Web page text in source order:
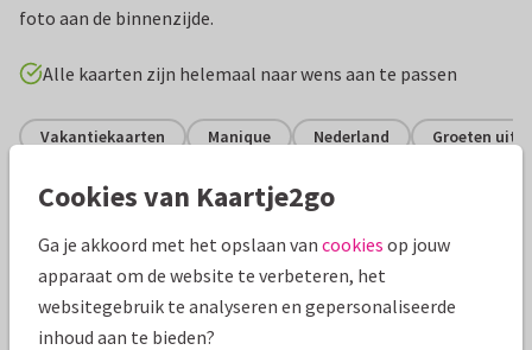
foto aan de binnenzijde.
Alle kaarten zijn helemaal naar wens aan te passen
Vakantiekaarten Manique Nederland Groeten uit...
Specificaties bij deze kaart
Papiersoort: Kies uit 6 luxe papiersoorten
Witte vensterenvelop
Cookies van Kaartje2go
Ga je akkoord met het opslaan van cookies op jouw
apparaat om de website te verbeteren, het
websitegebruik te analyseren en gepersonaliseerde
inhoud aan te bieden?